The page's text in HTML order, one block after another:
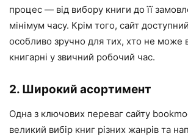
процес — від вибору книги до її
мінімум часу. Крім того, сайт
особливо зручно для тих, хто не може
книгарні у звичний робочий час.
2. Широкий асортимент
Одна з ключових переваг сайту
великий вибір книг різних жанрів та